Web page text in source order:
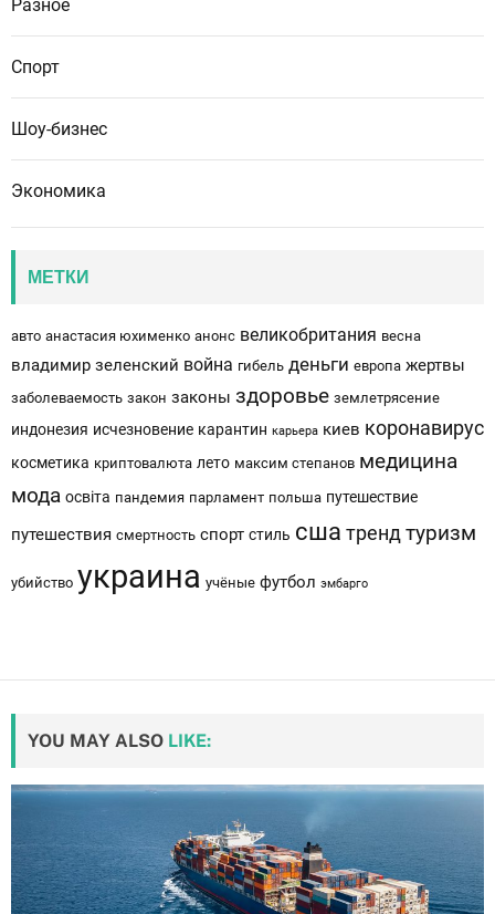
Разное
Спорт
Шоу-бизнес
Экономика
МЕТКИ
авто анастасия юхименко анонс великобритания весна
владимир зеленский война гибель деньги европа жертвы
заболеваемость закон законы здоровье землетрясение
индонезия исчезновение карантин карьера киев коронавирус
косметика криптовалюта лето максим степанов медицина
мода освіта пандемия парламент польша путешествие
путешествия смертность спорт стиль сша трендтуризм
убийство украина учёные футбол эмбарго
YOU MAY ALSO LIKE: